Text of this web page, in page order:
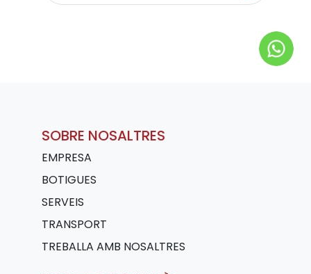
SOBRE NOSALTRES
EMPRESA
BOTIGUES
SERVEIS
TRANSPORT
TREBALLA AMB NOSALTRES